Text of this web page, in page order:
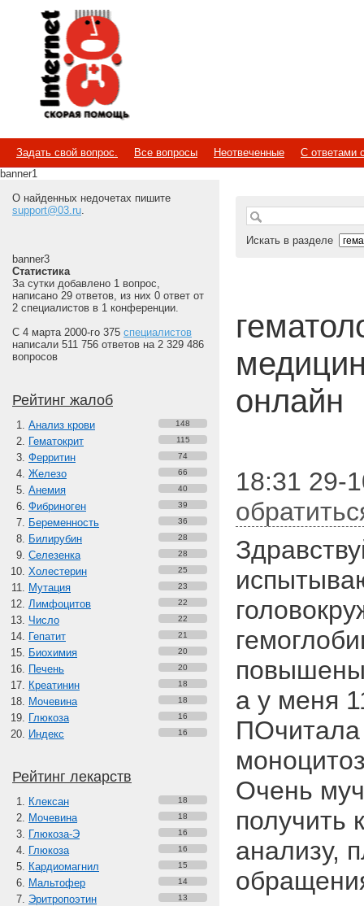
Internet
Скорая помощь
Задать свой вопрос. Все вопросы Неотвеченные
С ответами
banner1
О найденных недочетах пишите
support@03.ru.
banner3
Статистика
За сутки добавлено 1 вопрос,
написано 29 ответов, из них 0 ответ от
2 специалистов в 1 конференции.
С 4 марта 2000-го 375 специалистов
написали 511 756 ответов на 2 329 486
вопросов
Рейтинг жалоб
Анализ крови 148
Гематокрит 115
Ферритин 74
Железо 66
Анемия 40
Фибриноген 39
Беременность 36
Билирубин 28
Селезенка 28
Холестерин 25
Мутация 23
Лимфоцитов 22
Число 22
Гепатит 21
Биохимия 20
Печень 20
Креатинин 18
Мочевина 18
Глюкоза 16
Индекс 16
Рейтинг лекарств
Клексан 18
Мочевина 18
Глюкоза-Э 16
Глюкоза 16
Кардиомагнил 15
Мальтофер 14
Эритропоэтин 13
Искать в разделе
онлайн
18:31 29-
а у меня
ПОчитала
Очень
получить
анализу,